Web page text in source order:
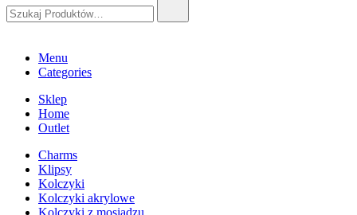
Menu
Categories
Sklep
Home
Outlet
Charms
Klipsy
Kolczyki
Kolczyki akrylowe
Kolczyki z mosiądzu